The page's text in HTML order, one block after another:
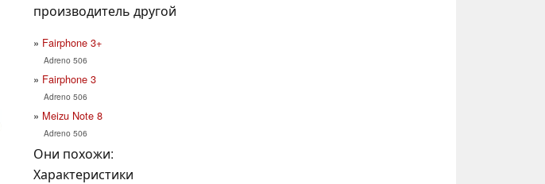
производитель другой
Fairphone 3+
Adreno 506
Fairphone 3
Adreno 506
Meizu Note 8
Adreno 506
Они похожи:
Характеристики